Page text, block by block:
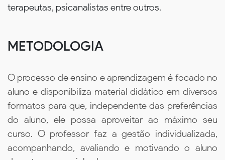
terapeutas, psicanalistas entre outros.
METODOLOGIA
O processo de ensino e aprendizagem é focado no
aluno e disponibiliza material didático em diversos
formatos para que, independente das preferências
do aluno, ele possa aproveitar ao máximo seu
curso. O professor faz a gestão individualizada,
acompanhando, avaliando e motivando o aluno